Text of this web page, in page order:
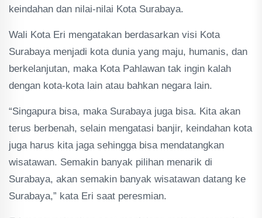
keindahan dan nilai-nilai Kota Surabaya.
Wali Kota Eri mengatakan berdasarkan visi Kota
Surabaya menjadi kota dunia yang maju, humanis, dan
berkelanjutan, maka Kota Pahlawan tak ingin kalah
dengan kota-kota lain atau bahkan negara lain.
“Singapura bisa, maka Surabaya juga bisa. Kita akan
terus berbenah, selain mengatasi banjir, keindahan kota
juga harus kita jaga sehingga bisa mendatangkan
wisatawan. Semakin banyak pilihan menarik di
Surabaya, akan semakin banyak wisatawan datang ke
Surabaya,” kata Eri saat peresmian.